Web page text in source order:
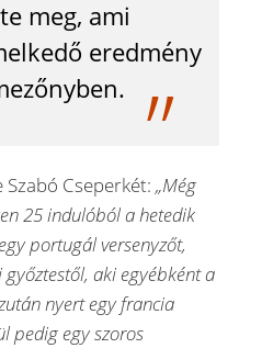
meg, ami
eredmény
Cseperkét: „Még
25 indulóból a hetedik
portugál versenyzőt,
aki egyébként a
nyert egy francia
pedig egy szoros